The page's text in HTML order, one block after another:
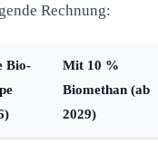
Rechnung:
Bio-
Mit 10 %
Biomethan (ab
2029)